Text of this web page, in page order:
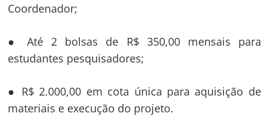
Coordenador;
● Até 2 bolsas de R$ 350,00 mensais para
estudantes pesquisadores;
● R$ 2.000,00 em cota única para aquisição de
materiais e execução do projeto.